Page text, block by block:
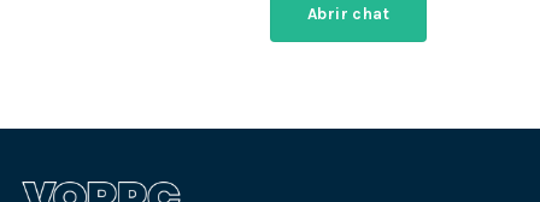
Abrir chat